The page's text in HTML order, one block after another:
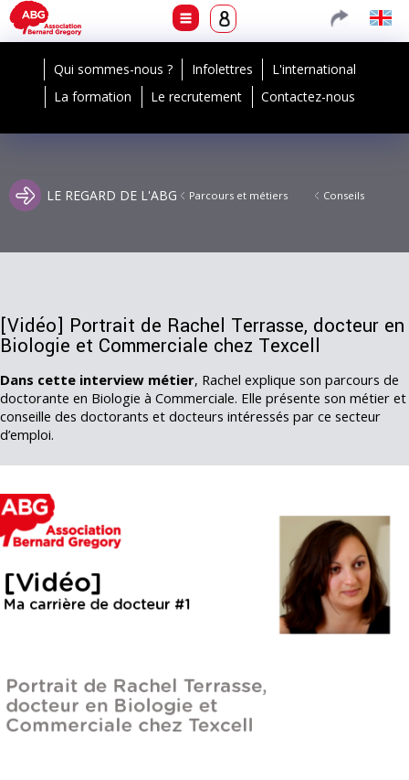
Qui sommes-nous ? Infolettres
L'international
La formation
Le recrutement Contactez-nous
LE REGARD DE L'ABG Parcours et métiers Conseils
[Vidéo] Portrait de Rachel Terrasse, docteur en
Biologie et Commerciale chez Texcell
Dans cette interview métier, Rachel explique son parcours de
doctorante en Biologie à Commerciale. Elle présente son métier et
conseille des doctorants et docteurs intéressés par ce secteur
d’emploi.